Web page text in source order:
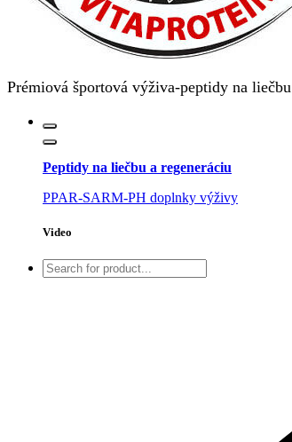
Prémiová športová výživa-peptidy na liečbu
Peptidy na liečbu a regeneráciu
PPAR-SARM-PH doplnky výživy
Video